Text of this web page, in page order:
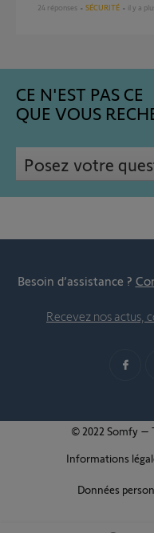
24 réponses SÉCURITÉ il y a
CE N'EST PAS CE
QUE VOUS
Posez votre
Besoin d’assistance ?
Recevez nos actus,
© 2022 Somfy –
Informations
Données